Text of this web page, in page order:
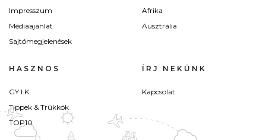
Impresszum
Médiaajánlat
Sajtómegjelenések
Afrika
Ausztrália
HASZNOS
GY.I.K.
Tippek & Trükkök
TOP10
ÍRJ NEKÜNK
Kapcsolat